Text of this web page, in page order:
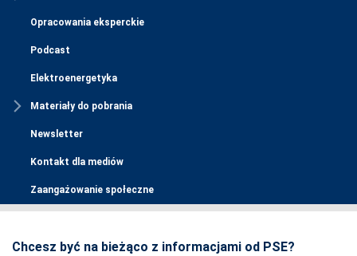
Opracowania eksperckie
Podcast
Elektroenergetyka
Materiały do pobrania
Newsletter
Kontakt dla mediów
Zaangażowanie społeczne
Chcesz być na bieżąco z informacjami od PSE?